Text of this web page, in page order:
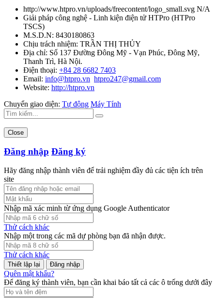
http://www.htpro.vn/uploads/freecontent/logo_small.svg N/A
Giải pháp công nghệ - Linh kiện điện tử HTPro (HTPro
TSCS)
M.S.D.N: 8430180863
Chịu trách nhiệm: TRẦN THỊ THỦY
Địa chỉ: Số 137 Đường Đông Mỹ - Vạn Phúc, Đông Mỹ,
Thanh Trì, Hà Nội.
Điện thoại: +84 28 6682 7403
Email: info@htpro.vn htpro247@gmail.com
Website: http://htpro.vn
Chuyển giao diện: Tự động Máy Tính
Close
Đăng nhập Đăng ký
Hãy đăng nhập thành viên để trải nghiệm đầy đủ các tiện ích trên
site
Nhập mã xác minh từ ứng dụng Google Authenticator
Thử cách khác
Nhập một trong các mã dự phòng bạn đã nhận được.
Thử cách khác
Đăng nhập
Quên mật khẩu?
Để đăng ký thành viên, bạn cần khai báo tất cả các ô trống dưới đây